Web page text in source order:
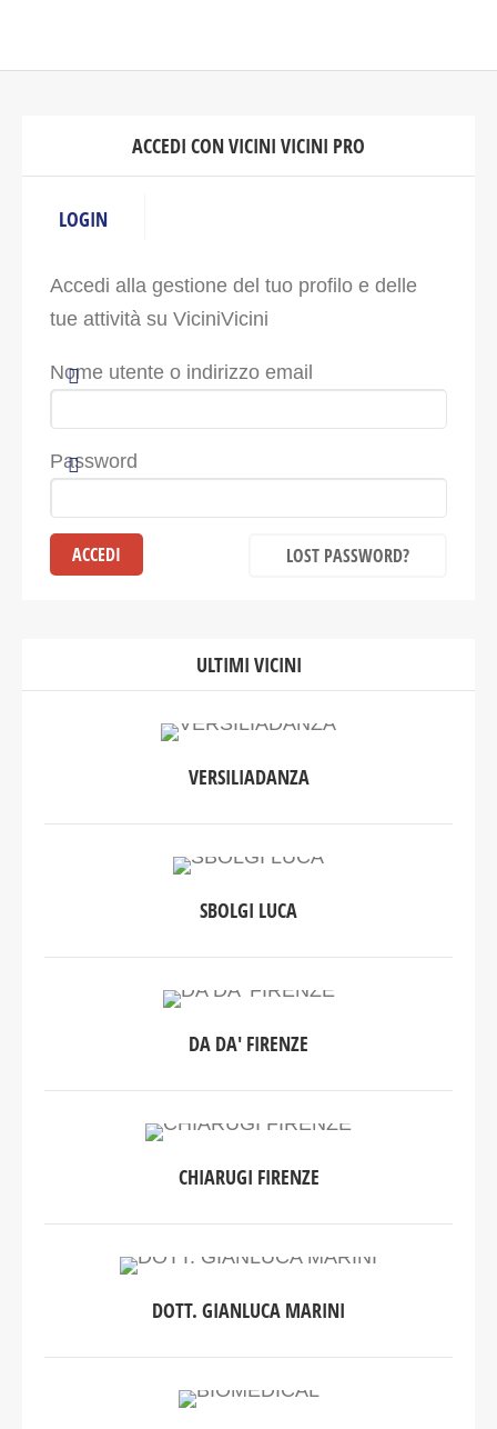
ACCEDI CON VICINI VICINI PRO
LOGIN
Accedi alla gestione del tuo profilo e delle
tue attività su ViciniVicini
Nome utente o indirizzo email
Password
LOST PASSWORD?
ULTIMI VICINI
VERSILIADANZA
SBOLGI LUCA
DA DA' FIRENZE
CHIARUGI FIRENZE
DOTT. GIANLUCA MARINI